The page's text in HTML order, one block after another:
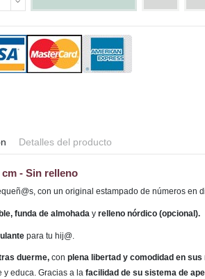
Detalles del producto
cm - Sin relleno
con un original estampado de números en
funda de almohada y relleno nórdico (opcional).
para tu hij@.
duerme, con plena libertad y comodidad en
y educa. Gracias a la facilidad de su sistema de